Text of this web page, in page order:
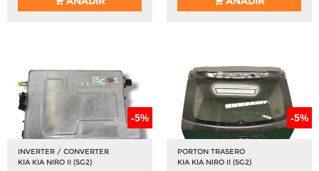
-5%
INVERTER / CONVERTER
KIA KIA NIRO II (SG2)
-5%
PORTON TRASERO
KIA KIA NIRO II (SG2)